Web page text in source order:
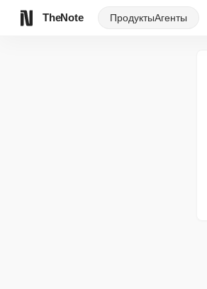
TheNote ПродуктыАгенты